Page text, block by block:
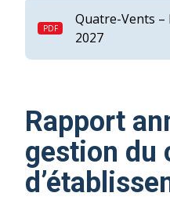
Quatre-Vents –
2027
Rapport
gestion du